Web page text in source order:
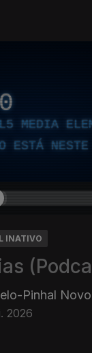
MEDIA
ESTÁ NESTE
INATIVO
Pinhal
2026